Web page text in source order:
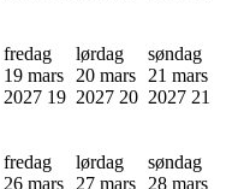
fredag
19 mars
2027 19
lørdag
20 mars
2027 20
søndag
21 mars
2027 21
fredag
26 mars
lørdag
27 mars
søndag
28 mars